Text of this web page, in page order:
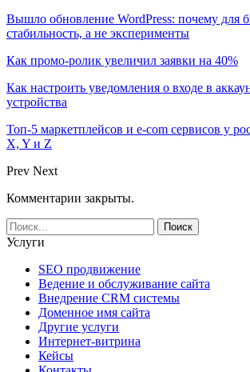
Вышло обновление WordPress: почему для
стабильность, а не эксперименты
Как промо-ролик увеличил заявки на 40%
Как настроить уведомления о входе в
устройства
Топ-5 маркетплейсов и e-com сервисов у
X, Y и Z
Prev Next
Комментарии закрыты.
Услуги
SEO продвижение
Ведение и обслуживание сайта
Внедрение CRM системы
Доменное имя сайта
Другие услуги
Интернет-витрина
Кейсы